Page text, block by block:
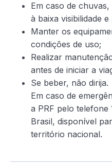
Em caso de
à baixa visibilidade
Manter os
condições de uso;
Realizar
antes de iniciar a
Se beber, não dirija.
Em caso de
a PRF pelo telefone
Brasil, disponível
território nacional.